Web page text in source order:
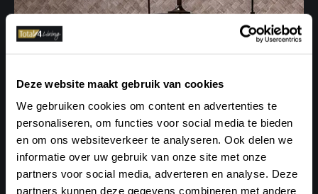
Deze website maakt gebruik van cookies
We gebruiken cookies om content en advertenties te
personaliseren, om functies voor social media te bieden
en om ons websiteverkeer te analyseren. Ook delen we
informatie over uw gebruik van onze site met onze
partners voor social media, adverteren en analyse. Deze
partners kunnen deze gegevens combineren met andere